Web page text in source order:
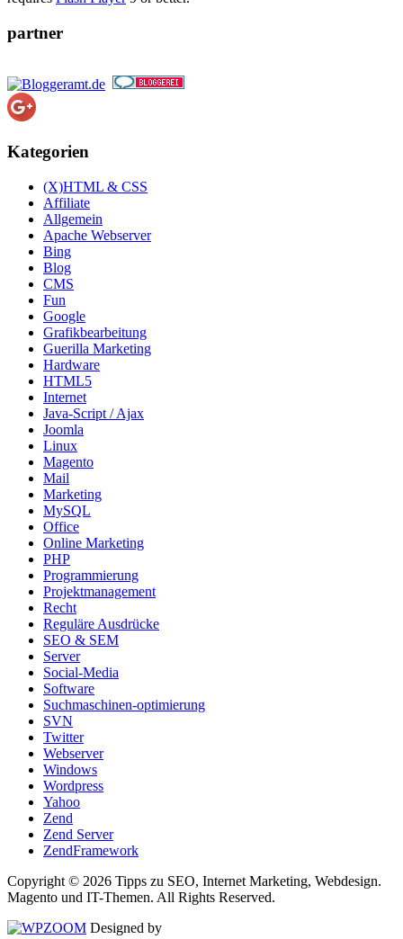
partner
Kategorien
(X)HTML & CSS
Affiliate
Allgemein
Apache Webserver
Bing
Blog
CMS
Fun
Google
Grafikbearbeitung
Guerilla Marketing
Hardware
HTML5
Internet
Java-Script / Ajax
Joomla
Linux
Magento
Mail
Marketing
MySQL
Office
Online Marketing
PHP
Programmierung
Projektmanagement
Recht
Reguläre Ausdrücke
SEO & SEM
Server
Social-Media
Software
Suchmaschinen-optimierung
SVN
Twitter
Webserver
Windows
Wordpress
Yahoo
Zend
Zend Server
ZendFramework
Copyright © 2026 Tipps zu SEO, Internet Marketing, Webdesign.
Magento und IT-Themen. All Rights Reserved.
Designed by